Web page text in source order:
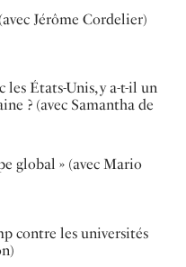
Jérôme Cordelier)
les États-Unis, y a-t-il un
? (avec Samantha de
global » (avec Mario
contre les universités